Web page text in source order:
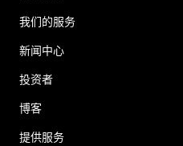
我们的服务
新闻中心
投资者
博客
提供服务